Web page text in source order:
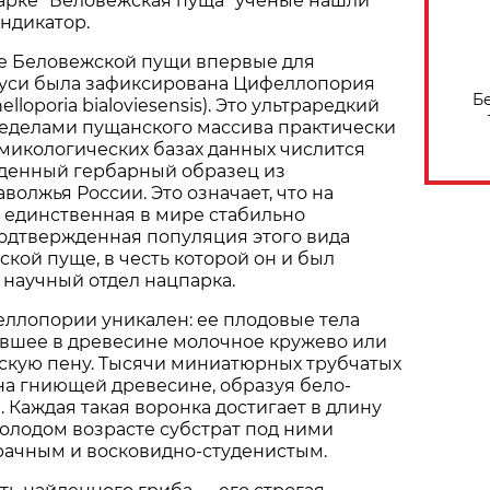
Беловежской пущи впервые для
была зафиксирована Цифеллопория
bialoviesensis). Это ультраредкий
пущанского массива практически
базах данных числится
гербарный образец из
России. Это означает, что на
в мире стабильно
популяция этого вида
пуще, в честь которой он и был
научный отдел нацпарка.
уникален: ее плодовые тела
в древесине молочное кружево или
пену. Тысячи миниатюрных трубчатых
гниющей древесине, образуя бело-
такая воронка достигает в длину
возрасте субстрат под ними
и восковидно-студенистым.